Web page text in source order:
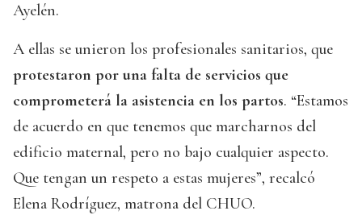
Ayelén.
A ellas se unieron los profesionales sanitarios, que
protestaron por una falta de servicios que
comprometerá la asistencia en los partos. “Estamos
de acuerdo en que tenemos que marcharnos del
edificio maternal, pero no bajo cualquier aspecto.
Que tengan un respeto a estas mujeres”, recalcó
Elena Rodríguez, matrona del CHUO.